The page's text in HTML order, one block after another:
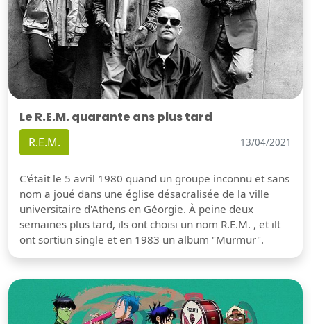
Le R.E.M. quarante ans plus tard
R.E.M. 13/04/2021
C'était le 5 avril 1980 quand un groupe inconnu et sans
nom a joué dans une église désacralisée de la ville
universitaire d'Athens en Géorgie. À peine deux
semaines plus tard, ils ont choisi un nom R.E.M. , et ilt
ont sortiun single et en 1983 un album "Murmur".